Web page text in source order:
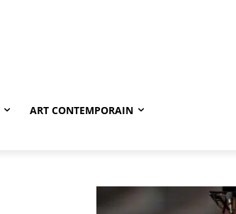
ART CONTEMPORAIN